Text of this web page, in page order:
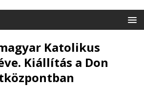
Katolikus
Kiállítás a Don